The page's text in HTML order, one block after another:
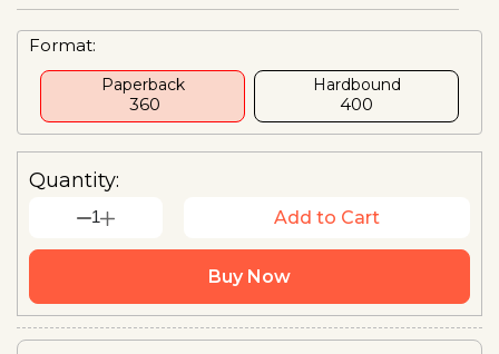
Format:
Paperback
₹ 360
Hardbound
₹400
Quantity:
1 Add to Cart
Buy Now